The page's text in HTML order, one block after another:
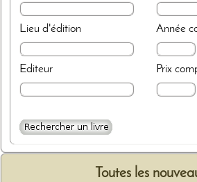
Lieu d'édition
Editeur
Année
Prix
Toutes les